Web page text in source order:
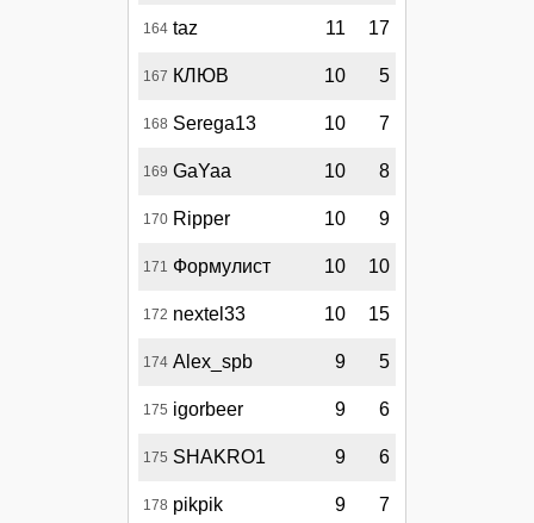
164 taz 11 17
167 КЛЮВ 10 5
168 Serega13 10 7
169 GaYaa 10 8
170 Ripper 10 9
171 Формулист 10 10
172 nextel33 10 15
174 Alex_spb 9 5
175 igorbeer 9 6
175 SHAKRO1 9 6
178 pikpik 9 7